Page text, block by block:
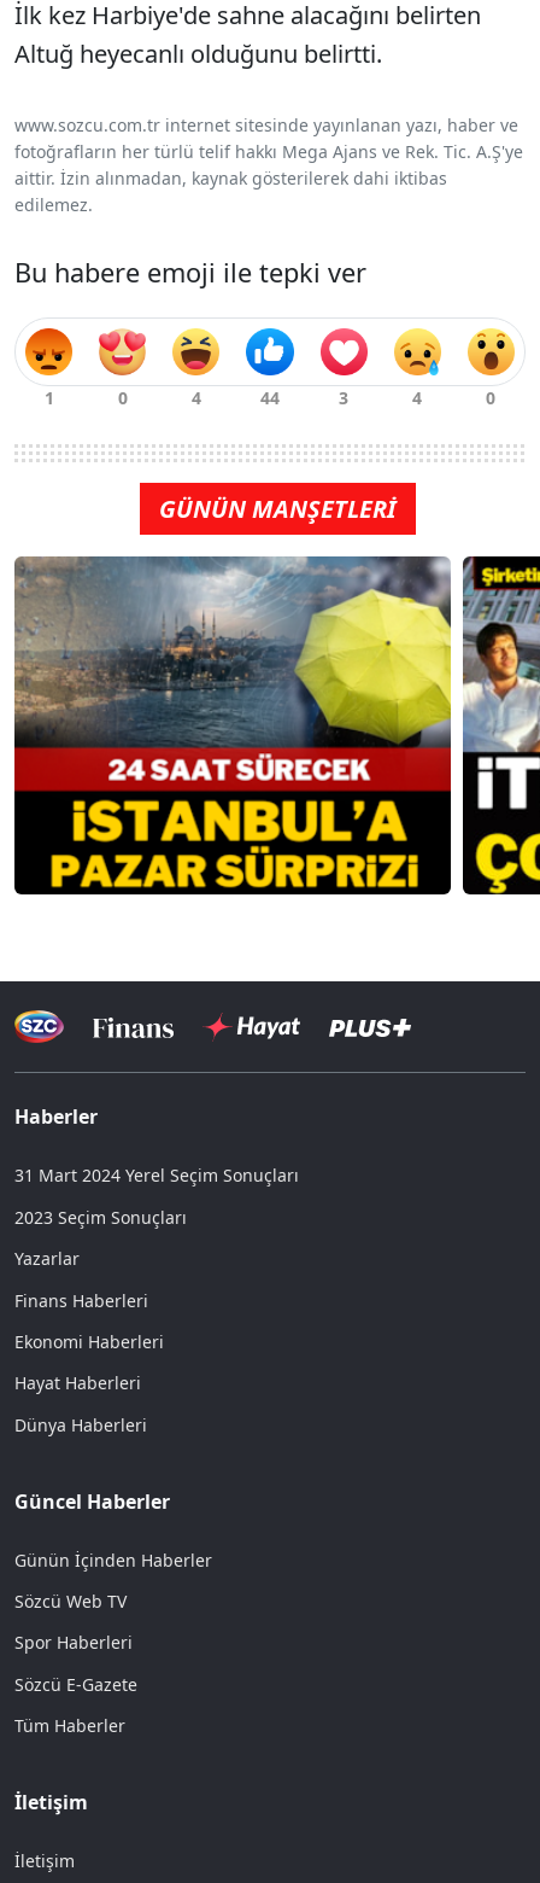
İlk kez Harbiye'de sahne alacağını belirten
Altuğ heyecanlı olduğunu belirtti.
www.sozcu.com.tr internet sitesinde yayınlanan yazı, haber ve
fotoğrafların her türlü telif hakkı Mega Ajans ve Rek. Tic. A.Ş'ye
aittir. İzin alınmadan, kaynak gösterilerek dahi iktibas
edilemez.
Bu habere emoji ile tepki ver
GÜNÜN MANŞETLERİ
Haberler
31 Mart 2024 Yerel Seçim Sonuçları
2023 Seçim Sonuçları
Yazarlar
Finans Haberleri
Ekonomi Haberleri
Hayat Haberleri
Dünya Haberleri
Güncel Haberler
Günün İçinden Haberler
Sözcü Web TV
Spor Haberleri
Sözcü E-Gazete
Tüm Haberler
İletişim
İletişim